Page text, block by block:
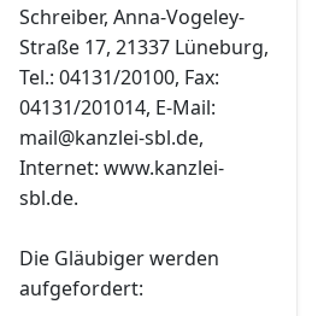
Schreiber, Anna-Vogeley-
Straße 17, 21337 Lüneburg,
Tel.: 04131/20100, Fax:
04131/201014, E-Mail:
mail@kanzlei-sbl.de,
Internet: www.kanzlei-
sbl.de.
Die Gläubiger werden
aufgefordert: